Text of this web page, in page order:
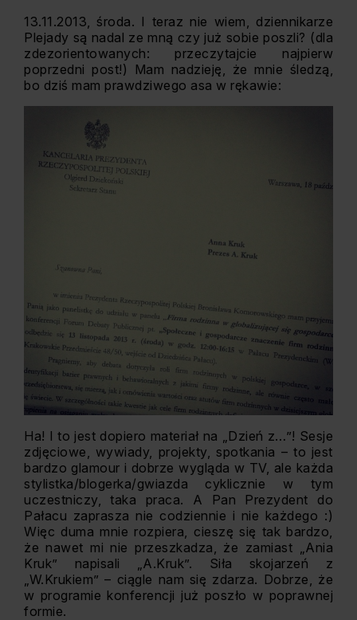
13.11.2013, środa. I teraz nie wiem, dziennikarze
Plejady są nadal ze mną czy już sobie poszli? (dla
zdezorientowanych: przeczytajcie najpierw
poprzedni post!) Mam nadzieję, że mnie śledzą,
bo dziś mam prawdziwego asa w rękawie:
Ha! I to jest dopiero materiał na „Dzień z…”! Sesje
zdjęciowe, wywiady, projekty, spotkania – to jest
bardzo glamour i dobrze wygląda w TV, ale każda
stylistka/blogerka/gwiazda cyklicznie w tym
uczestniczy, taka praca. A Pan Prezydent do
Pałacu zaprasza nie codziennie i nie każdego :)
Więc duma mnie rozpiera, cieszę się tak bardzo,
że nawet mi nie przeszkadza, że zamiast „Ania
Kruk” napisali „A.Kruk”. Siła skojarzeń z
„W.Krukiem” – ciągle nam się zdarza. Dobrze, że
w programie konferencji już poszło w poprawnej
formie.